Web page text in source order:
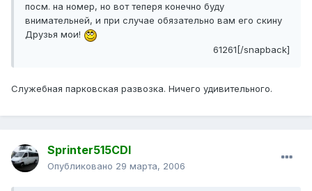
посм. на номер, но вот теперя конечно буду
внимательней, и при случае обязательно вам его скину
Друзья мои!
61261[/snapback]
Служебная парковская развозка. Ничего удивительного.
Sprinter515CDI
Опубликовано 29 марта, 2006